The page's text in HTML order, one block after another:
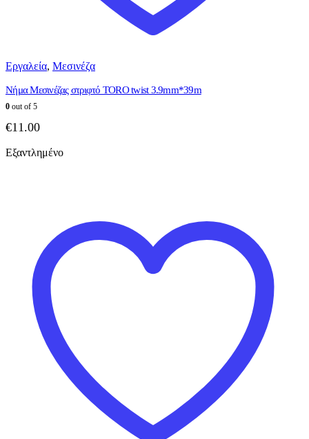
Εργαλεία, Μεσινέζα
Νήμα Μεσινέζας στριφτό TORO twist 3.9mm*39m
0 out of 5
€11.00
Εξαντλημένο